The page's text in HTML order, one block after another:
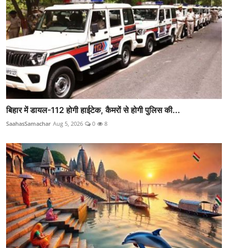
बिहार में डायल-112 होगी हाईटेक, कैमरों से होगी पुलिस की...
SaahasSamachar Aug 5, 2026 0 8